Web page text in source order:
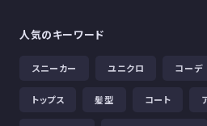
人気のキーワード
スニーカー ユニクロ コーデ
トップス 髪型 コート